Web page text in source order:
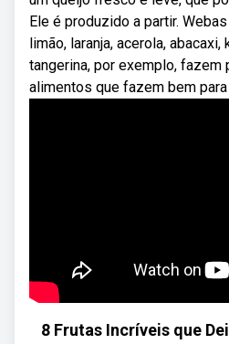
Ele é produzido a partir.
limão, laranja, acerola, abacaxi,
tangerina, por exemplo, fazem
alimentos que fazem bem para
8 Frutas Incríveis que